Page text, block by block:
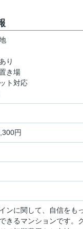
り
き場
ト対応
円
ンに関して、自信をも
きるマンションです。